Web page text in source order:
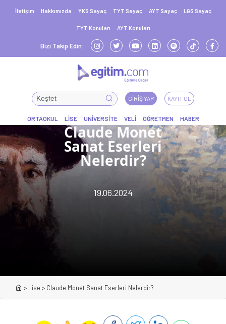
İletişim Hakkımızda YKS Sayaç TYT Sayaç AYT Sayaç LGS Sayaç
TYT Konuları AYT Konuları
Bizi Takip Edin:
GIRIŞ YAP KAYIT OL
Claude Monet
Sanat Eserleri
Nelerdir?
19.06.2024
> Lise > Claude Monet Sanat Eserleri Nelerdir?